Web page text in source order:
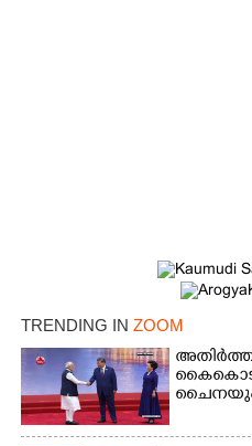
TRENDING IN ZOOM